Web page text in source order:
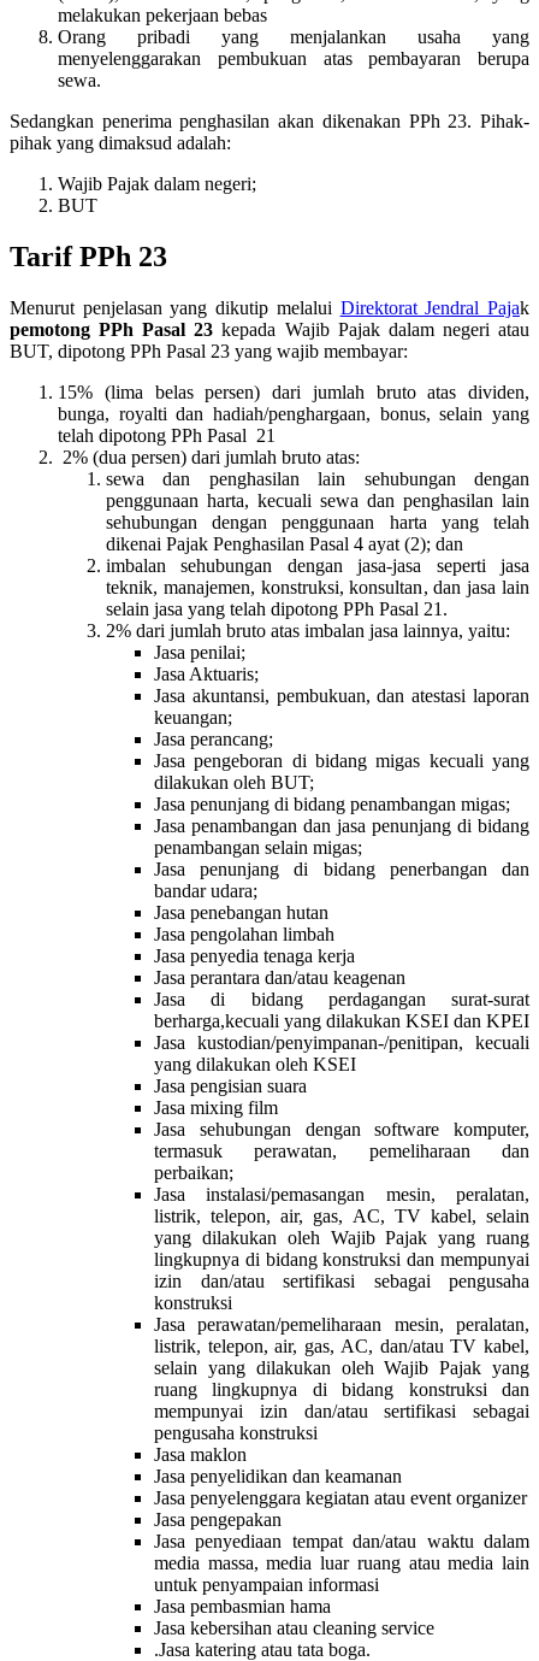
melakukan pekerjaan bebas
Orang pribadi yang menjalankan usaha yang
menyelenggarakan pembukuan atas pembayaran berupa
sewa.
Sedangkan penerima penghasilan akan dikenakan PPh 23. Pihak-
pihak yang dimaksud adalah:
Wajib Pajak dalam negeri;
BUT
Tarif PPh 23
Menurut penjelasan yang dikutip melalui Direktorat Jendral Pajak
pemotong PPh Pasal 23 kepada Wajib Pajak dalam negeri atau
BUT, dipotong PPh Pasal 23 yang wajib membayar:
15% (lima belas persen) dari jumlah bruto atas dividen,
bunga, royalti dan hadiah/penghargaan, bonus, selain yang
telah dipotong PPh Pasal 21
2% (dua persen) dari jumlah bruto atas:
sewa dan penghasilan lain sehubungan dengan
penggunaan harta, kecuali sewa dan penghasilan lain
sehubungan dengan penggunaan harta yang telah
dikenai Pajak Penghasilan Pasal 4 ayat (2); dan
imbalan sehubungan dengan jasa-jasa seperti jasa
teknik, manajemen, konstruksi, konsultan, dan jasa lain
selain jasa yang telah dipotong PPh Pasal 21.
2% dari jumlah bruto atas imbalan jasa lainnya, yaitu:
Jasa penilai;
Jasa Aktuaris;
Jasa akuntansi, pembukuan, dan atestasi laporan
keuangan;
Jasa perancang;
Jasa pengeboran di bidang migas kecuali yang
dilakukan oleh BUT;
Jasa penunjang di bidang penambangan migas;
Jasa penambangan dan jasa penunjang di bidang
penambangan selain migas;
Jasa penunjang di bidang penerbangan dan
bandar udara;
Jasa penebangan hutan
Jasa pengolahan limbah
Jasa penyedia tenaga kerja
Jasa perantara dan/atau keagenan
Jasa di bidang perdagangan surat-surat
berharga,kecuali yang dilakukan KSEI dan KPEI
Jasa kustodian/penyimpanan-/penitipan, kecuali
yang dilakukan oleh KSEI
Jasa pengisian suara
Jasa mixing film
Jasa sehubungan dengan software komputer,
termasuk perawatan, pemeliharaan dan
perbaikan;
Jasa instalasi/pemasangan mesin, peralatan,
listrik, telepon, air, gas, AC, TV kabel, selain
yang dilakukan oleh Wajib Pajak yang ruang
lingkupnya di bidang konstruksi dan mempunyai
izin dan/atau sertifikasi sebagai pengusaha
konstruksi
Jasa perawatan/pemeliharaan mesin, peralatan,
listrik, telepon, air, gas, AC, dan/atau TV kabel,
selain yang dilakukan oleh Wajib Pajak yang
ruang lingkupnya di bidang konstruksi dan
mempunyai izin dan/atau sertifikasi sebagai
pengusaha konstruksi
Jasa maklon
Jasa penyelidikan dan keamanan
Jasa penyelenggara kegiatan atau event organizer
Jasa pengepakan
Jasa penyediaan tempat dan/atau waktu dalam
media massa, media luar ruang atau media lain
untuk penyampaian informasi
Jasa pembasmian hama
Jasa kebersihan atau cleaning service
.Jasa katering atau tata boga.